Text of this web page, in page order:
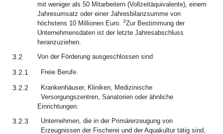
mit weniger als 50 Mitarbeitern (Vollzeitäquivalente), einem
Jahresumsatz oder einer Jahresbilanzsumme von
höchstens 10 Millionen Euro. 3Zur Bestimmung der
Unternehmensdaten ist der letzte Jahresabschluss
heranzuziehen.
3.2 Von der Förderung ausgeschlossen sind
3.2.1 Freie Berufe.
3.2.2
Krankenhäuser, Kliniken, Medizinische
Versorgungszentren, Sanatorien oder ähnliche
Einrichtungen.
3.2.3
Unternehmen, die in der Primärerzeugung von
Erzeugnissen der Fischerei und der Aquakultur tätig sind,